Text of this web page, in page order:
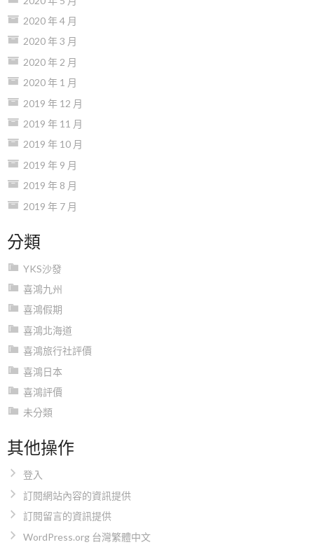
2020 年 4 月
2020 年 3 月
2020 年 2 月
2020 年 1 月
2019 年 12 月
2019 年 11 月
2019 年 10 月
2019 年 9 月
2019 年 8 月
2019 年 7 月
分類
YKS沙發
喜鴻九州
喜鴻假期
喜鴻北海道
喜鴻旅行社評價
喜鴻日本
喜鴻評價
未分類
其他操作
登入
訂閱網站內容的資訊提供
訂閱留言的資訊提供
WordPress.org 台灣繁體中文